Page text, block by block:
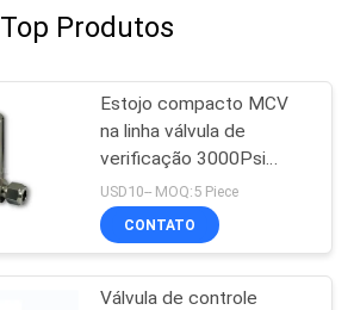
Top Produtos
Estojo compacto MCV
na linha válvula de
verificação 3000Psi
G1/2”
USD10-- MOQ:5 Piece
CONTATO
Válvula de controle